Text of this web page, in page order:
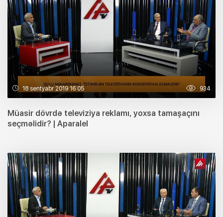
18 sentyabr 2019 16:05 934
Müasir dövrdə televiziya reklamı, yoxsa tamaşaçını
seçməlidir? | Aparalel